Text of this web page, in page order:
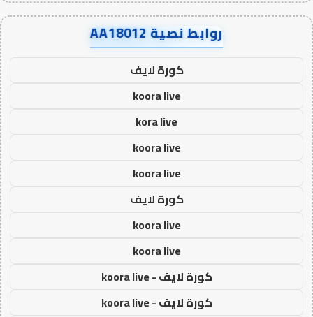
روابط نصية AA18012
كورة لايف
koora live
kora live
koora live
koora live
كورة لايف
koora live
koora live
كورة لايف - koora live
كورة لايف - koora live